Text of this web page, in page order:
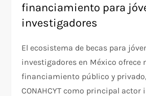
financiamiento para
investigadores
El ecosistema de becas para
investigadores en México ofrece
financiamiento público y
CONAHCYT como principal